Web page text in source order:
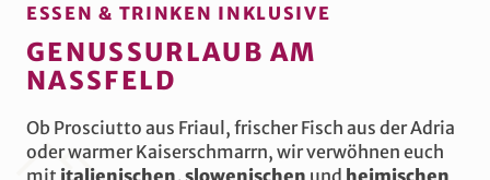
holiday! Nutzt damit dieBergbahnen
in der Region und fahrt unlimitiert
den Liften, entdeckt noch mehr
kostenlose Urlaubserlebnisse
profitiert von Ermäßigungen
bei
externen Freizeitanbietern. Das
heißt noch mehr Spaßrund ums
ESSEN & TRINKEN INKLUSIVE
GENUSSURLAUB AM
NASSFELD
Ob Prosciutto aus Friaul, frischer Fisch aus der Adria
oder warmer Kaiserschmarrn, wir verwöhnen euch